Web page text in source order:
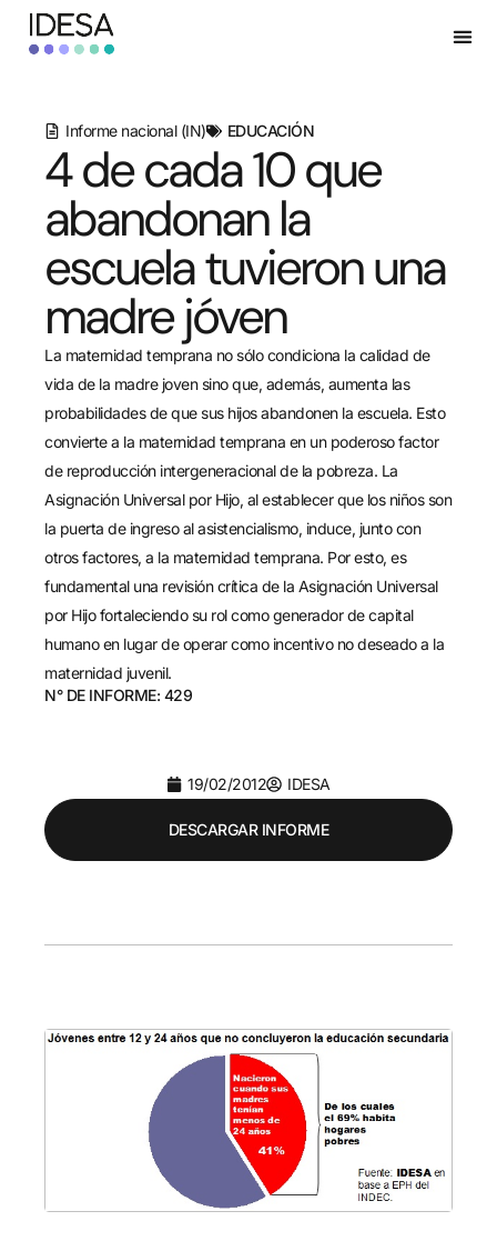
Informe nacional (IN) EDUCACIÓN
4 de cada 10 que
abandonan la
escuela tuvieron una
madre jóven
La maternidad temprana no sólo condiciona la calidad de
vida de la madre joven sino que, además, aumenta las
probabilidades de que sus hijos abandonen la escuela. Esto
convierte a la maternidad temprana en un poderoso factor
de reproducción intergeneracional de la pobreza. La
Asignación Universal por Hijo, al establecer que los niños son
la puerta de ingreso al asistencialismo, induce, junto con
otros factores, a la maternidad temprana. Por esto, es
fundamental una revisión crítica de la Asignación Universal
por Hijo fortaleciendo su rol como generador de capital
humano en lugar de operar como incentivo no deseado a la
maternidad juvenil.
N° DE INFORME: 429
19/02/2012 IDESA
DESCARGAR INFORME